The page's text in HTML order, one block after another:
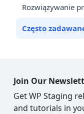
Rozwiązywanie
Często
Join Our
Get WP Staging
and tutorials in